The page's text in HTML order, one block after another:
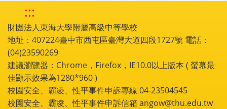
:::
財團法人東海大學附屬高級中等學校
地址：407224臺中市西屯區臺灣大道四段1727號 電話：
(04)23590269
建議瀏覽器：Chrome，Firefox，IE10.0以上版本 ( 螢幕最
佳顯示效果為1280*960 )
校園安全、霸凌、性平事件申訴專線 04-23504545
校園安全、霸凌、性平事件申訴信箱 angow@thu.edu.tw